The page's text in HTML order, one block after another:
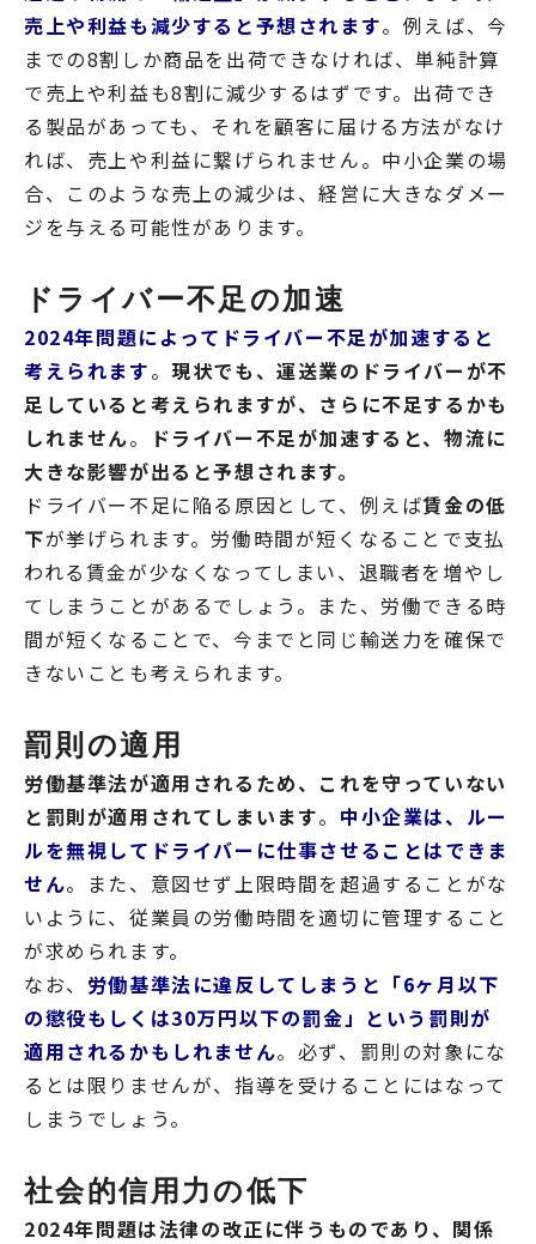
売上や利益も減少すると予想されます。例えば、今
までの8割しか商品を出荷できなければ、単純計算
で売上や利益も8割に減少するはずです。出荷でき
る製品があっても、それを顧客に届ける方法がなけ
れば、売上や利益に繋げられません。中小企業の場
合、このような売上の減少は、経営に大きなダメー
ジを与える可能性があります。
ドライバー不足の加速
2024年問題によってドライバー不足が加速すると
考えられます。現状でも、運送業のドライバーが不
足していると考えられますが、さらに不足するかも
しれません。
ドライバー不足が加速すると、物流に
大きな影響が出ると予想されます。
ドライバー不足に陥る原因として、例えば賃金の低
下が挙げられます。労働時間が短くなることで支払
われる賃金が少なくなってしまい、退職者を増やし
てしまうことがあるでしょう。また、労働できる時
間が短くなることで、今までと同じ輸送力を確保で
きないことも考えられます。
罰則の適用
労働基準法が適用されるため、これを守っていない
と罰則が適用されてしまいます。 中小企業は、ルー
ルを無視してドライバーに仕事させることはできま
せん。また、意図せず上限時間を超過することがな
いように、従業員の労働時間を適切に管理すること
が求められます。
なお、 労働基準法に違反してしまうと「6ヶ月以下
の懲役もしくは30万円以下の罰金」という罰則が
適用されるかもしれません。必ず、罰則の対象にな
るとは限りませんが、指導を受けることにはなって
しまうでしょう。
社会的信用力の低下
2024年問題は法律の改正に伴うものであり、関係